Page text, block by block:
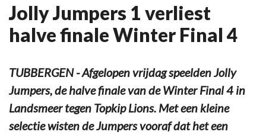
Jolly Jumpers 1 verliest
halve finale Winter Final 4
TUBBERGEN - Afgelopen vrijdag speelden Jolly
Jumpers, de halve finale van de Winter Final 4 in
Landsmeer tegen Topkip Lions. Met een kleine
selectie wisten de Jumpers vooraf dat het een